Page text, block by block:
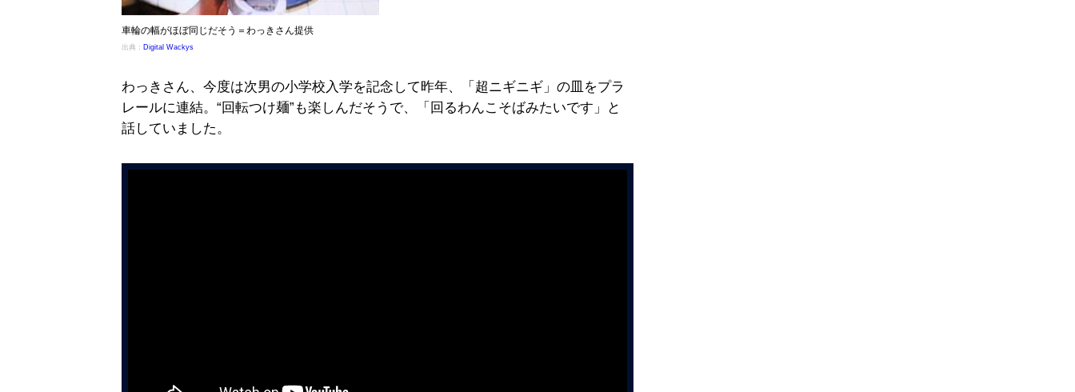
車輪の幅がほぼ同じだそう＝わっきさん提供
出典： Digital Wackys
わっきさん、今度は次男の小学校入学を記念して昨年、「超ニギニギ」の皿をプラ
レールに連結。“回転つけ麺”も楽しんだそうで、「回るわんこそばみたいです」と
話していました。